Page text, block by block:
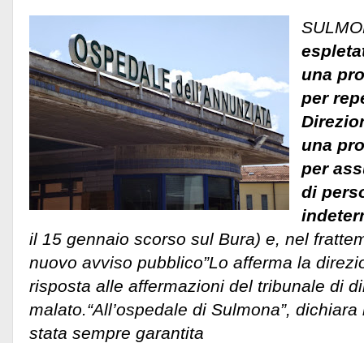
una
per
una
per
di
il 15 gennaio scorso sul Bura) e, nel
nuovo avviso pubblico”Lo afferma la
risposta alle affermazioni del tribunale di
malato.“All’ospedale di Sulmona”,
stata sempre garantita